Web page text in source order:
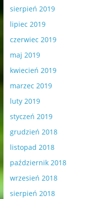
sierpień 2019
lipiec 2019
czerwiec 2019
maj 2019
kwiecień 2019
marzec 2019
luty 2019
styczeń 2019
grudzień 2018
listopad 2018
październik 2018
wrzesień 2018
sierpień 2018